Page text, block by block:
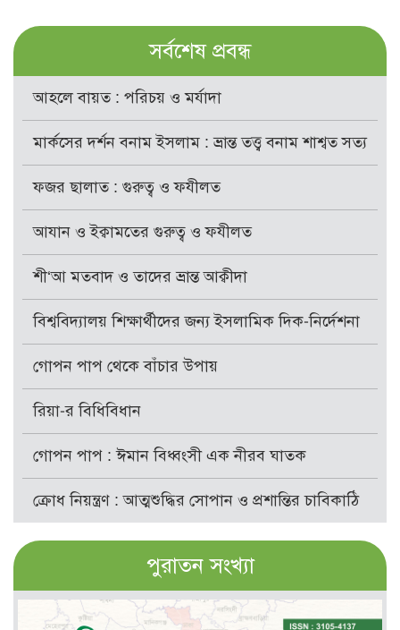
সর্বশেষ প্রবন্ধ
আহলে বায়ত : পরিচয় ও মর্যাদা
মার্কসের দর্শন বনাম ইসলাম : ভ্রান্ত তত্ত্ব বনাম শাশ্বত সত্য
ফজর ছালাত : গুরুত্ব ও ফযীলত
আযান ও ইক্বামতের গুরুত্ব ও ফযীলত
শী‘আ মতবাদ ও তাদের ভ্রান্ত আক্বীদা
বিশ্ববিদ্যালয় শিক্ষার্থীদের জন্য ইসলামিক দিক-নির্দেশনা
গোপন পাপ থেকে বাঁচার উপায়
রিয়া-র বিধিবিধান
গোপন পাপ : ঈমান বিধ্বংসী এক নীরব ঘাতক
ক্রোধ নিয়ন্ত্রণ : আত্মশুদ্ধির সোপান ও প্রশান্তির চাবিকাঠি
পুরাতন সংখ্যা